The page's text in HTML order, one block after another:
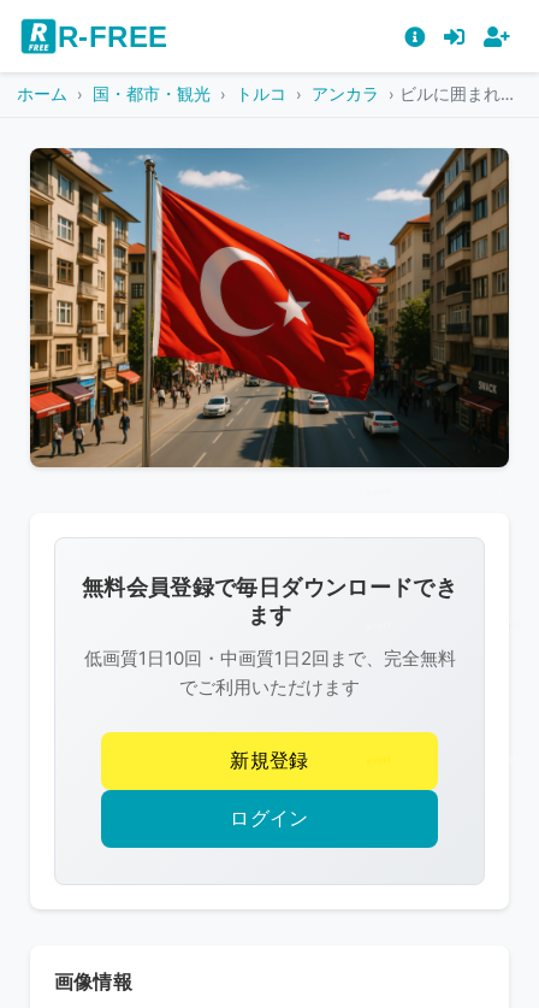
R-FREE
ホーム 国・都市・観光 トルコ アンカラ ビルに囲まれた街の通りに掲げられたトルコ国旗
像
は
R-
FREE
作
権
護
無料会員登録で毎日ダウンロードでき
ます
低画質1日10回・中画質1日2回まで、完全無料
でご利用いただけます
新規登録
ログイン
画像情報